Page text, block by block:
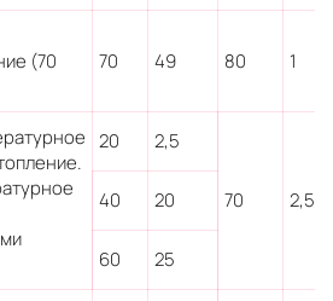
(70
70 49 80 1
20 2,5
70 2,5
40 20
60 25